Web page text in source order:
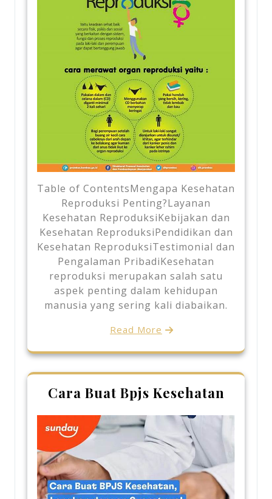
Table of ContentsMengapa Kesehatan
Reproduksi Penting?Layanan
Kesehatan ReproduksiKebijakan dan
Kesehatan ReproduksiPendidikan dan
Kesehatan ReproduksiTestimonial dan
Pengalaman PribadiKesehatan
reproduksi merupakan salah satu
aspek penting dalam kehidupan
manusia yang sering kali diabaikan.
Read More
Cara Buat Bpjs Kesehatan